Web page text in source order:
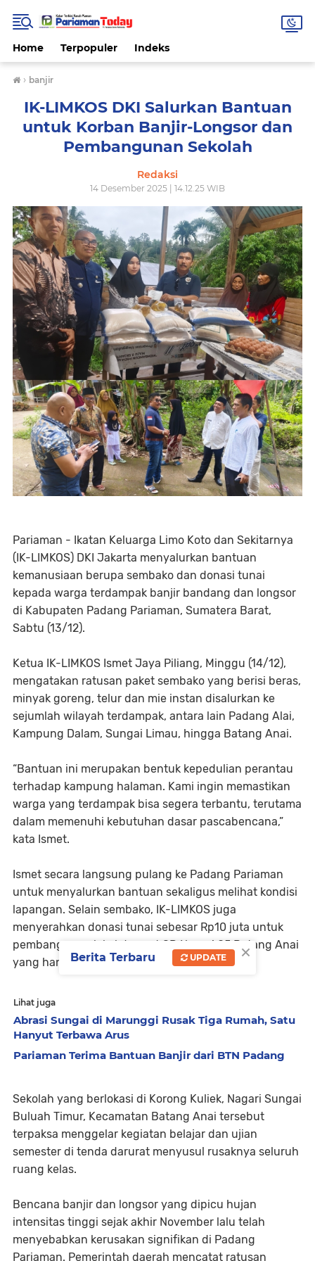
Home Terpopuler Indeks
› banjir
IK-LIMKOS DKI Salurkan Bantuan
untuk Korban Banjir-Longsor dan
Pembangunan Sekolah
Redaksi
14 Desember 2025 | 14.12.25 WIB
Pariaman - Ikatan Keluarga Limo Koto dan Sekitarnya
(IK-LIMKOS) DKI Jakarta menyalurkan bantuan
kemanusiaan berupa sembako dan donasi tunai
kepada warga terdampak banjir bandang dan longsor
di Kabupaten Padang Pariaman, Sumatera Barat,
Sabtu (13/12).
Ketua IK-LIMKOS Ismet Jaya Piliang, Minggu (14/12),
mengatakan ratusan paket sembako yang berisi beras,
minyak goreng, telur dan mie instan disalurkan ke
sejumlah wilayah terdampak, antara lain Padang Alai,
Kampung Dalam, Sungai Limau, hingga Batang Anai.
“Bantuan ini merupakan bentuk kepedulian perantau
terhadap kampung halaman. Kami ingin memastikan
warga yang terdampak bisa segera terbantu, terutama
dalam memenuhi kebutuhan dasar pascabencana,”
kata Ismet.
Ismet secara langsung pulang ke Padang Pariaman
untuk menyalurkan bantuan sekaligus melihat kondisi
lapangan. Selain sembako, IK-LIMKOS juga
menyerahkan donasi tunai sebesar Rp10 juta untuk
pembangunan lokal darurat SD Negeri 05 Batang Anai
yang hancur total akibat galodo.
Lihat juga
Abrasi Sungai di Marunggi Rusak Tiga Rumah, Satu
Hanyut Terbawa Arus
Pariaman Terima Bantuan Banjir dari BTN Padang
Sekolah yang berlokasi di Korong Kuliek, Nagari Sungai
Buluah Timur, Kecamatan Batang Anai tersebut
terpaksa menggelar kegiatan belajar dan ujian
semester di tenda darurat menyusul rusaknya seluruh
ruang kelas.
Bencana banjir dan longsor yang dipicu hujan
intensitas tinggi sejak akhir November lalu telah
menyebabkan kerusakan signifikan di Padang
Pariaman. Pemerintah daerah mencatat ratusan
×
Berita Terbaru UPDATE